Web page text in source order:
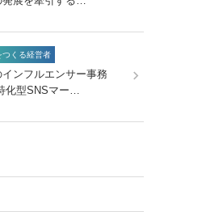
つくる経営者
インフルエンサー事務
化型SNSマー…